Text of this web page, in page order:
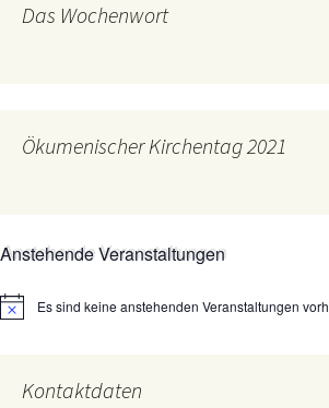
Das Wochenwort
Ökumenischer Kirchentag 2021
Anstehende Veranstaltungen
HinweisEs sind keine anstehenden Veranstaltungen
Kontaktdaten